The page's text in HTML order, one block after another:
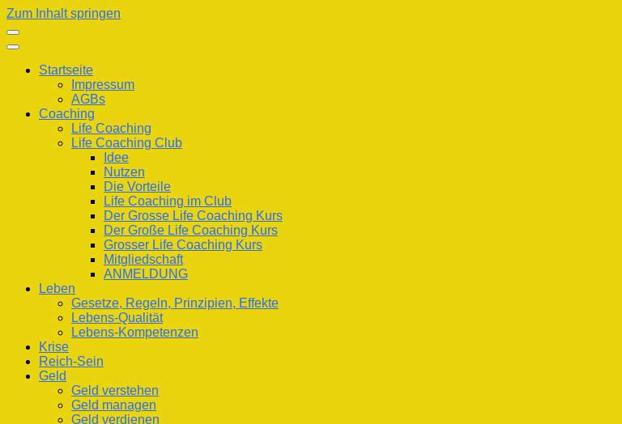
Zum Inhalt springen
Startseite
Impressum
AGBs
Coaching
Life Coaching
Life Coaching Club
Idee
Nutzen
Die Vorteile
Life Coaching im Club
Der Grosse Life Coaching Kurs
Der Große Life Coaching Kurs
Grosser Life Coaching Kurs
Mitgliedschaft
ANMELDUNG
Leben
Gesetze, Regeln, Prinzipien, Effekte
Lebens-Qualität
Lebens-Kompetenzen
Krise
Reich-Sein
Geld
Geld verstehen
Geld managen
Geld verdienen